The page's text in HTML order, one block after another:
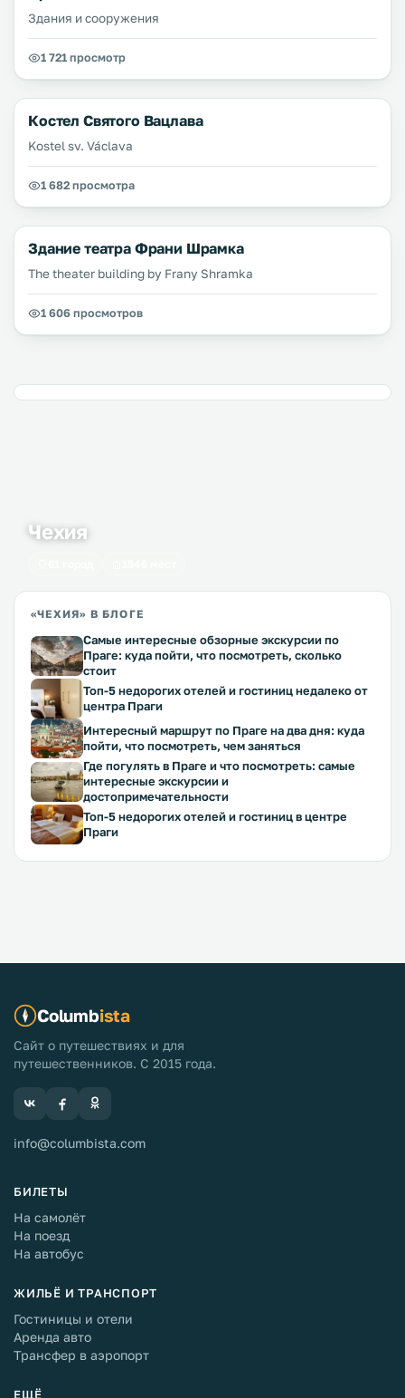
Здания и сооружения
1 721 просмотр
Костел Святого Вацлава
Kostel sv. Václava
1 682 просмотра
Здание театра Франи Шрамка
The theater building by Frany Shramka
1 606 просмотров
Чехия
«ЧЕХИЯ» В БЛОГЕ
Самые интересные обзорные экскурсии по
Праге: куда пойти, что посмотреть, сколько
стоит
Топ-5 недорогих отелей и гостиниц недалеко от
центра Праги
Интересный маршрут по Праге на два дня: куда
пойти, что посмотреть, чем заняться
Где погулять в Праге и что посмотреть: самые
интересные экскурсии и
достопримечательности
Топ-5 недорогих отелей и гостиниц в центре
Праги
Columbista
Сайт о путешествиях и для
путешественников. С 2015 года.
info@columbista.com
БИЛЕТЫ
На самолёт
На поезд
На автобус
ЖИЛЬЁ И ТРАНСПОРТ
Гостиницы и отели
Аренда авто
Трансфер в аэропорт
ЕЩЁ